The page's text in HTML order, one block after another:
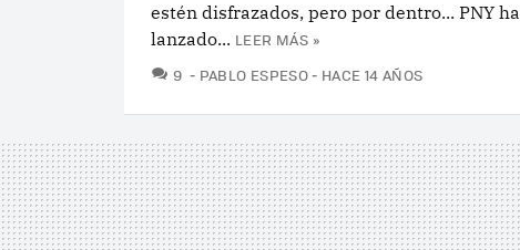
estén disfrazados, pero por dentro... PNY ha
lanzado... LEER MÁS »
9 COMENTARIOS
PABLO ESPESO HACE 14 AÑOS